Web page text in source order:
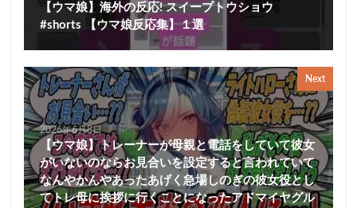
【ウマ娘】海外の反応! スイープトウショウ
#shorts 【ウマ娘反応集】１選
Next
2026年6月8日
【ウマ娘】トレーナーが母親と電話をしていて彼女
がいないのならお見合いを設定すると言われていて
なんやかんやあったあげく急場しのぎの彼女役とし
てトレ母に挨拶に行くことになったアドマイヤグル